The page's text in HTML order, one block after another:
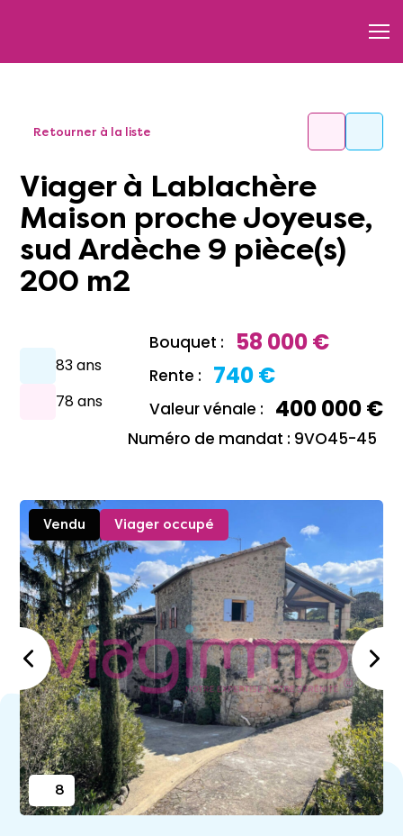
Retourner à la liste
Viager à Lablachère
Maison proche Joyeuse,
sud Ardèche 9 pièce(s)
200 m2
83 ans
78 ans
Bouquet : 58 000 €
Rente : 740 €
Valeur vénale : 400 000 €
Numéro de mandat : 9VO45-45
Vendu Viager occupé
8